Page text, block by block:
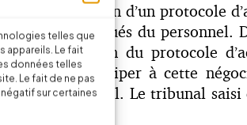
telles que
appareils. Le fait
données telles
Le fait de ne pas
sur certaines
la négociation d’un protocole
des délégués du personnel.
la négociation du protocole
pour participer à cette
du personnel. Le tribunal